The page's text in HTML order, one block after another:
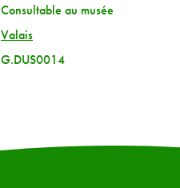
Consultable au musée
Valais
G.DUS0014